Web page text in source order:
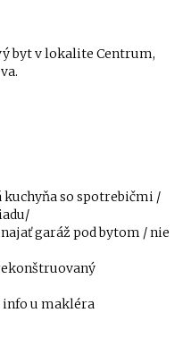
byt v lokalite Centrum,
kuchyňa so spotrebičmi /
garáž pod bytom / nie
info u makléra